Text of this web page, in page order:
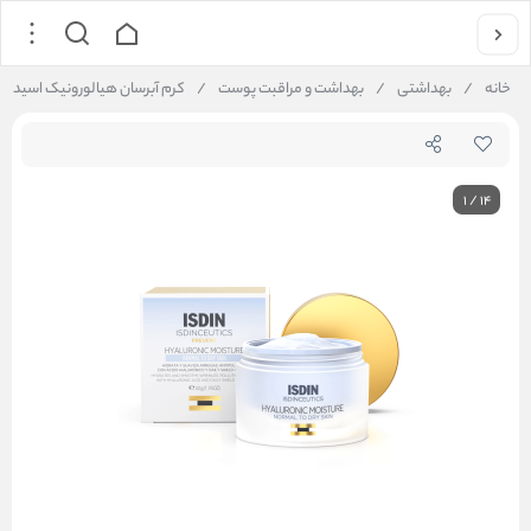
خانه / بهداشتی / بهداشت و مراقبت پوست / کرم آبرسان هیالورونیک اسید
1/14